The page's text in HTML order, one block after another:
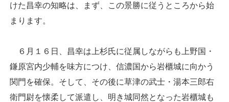
けた昌幸の知略は、まず、この景勝に従うところから始
まります。
６月１６日、昌幸は上杉氏に従属しながらも上野国・
鎌原宮内少輔を味方につけ、信濃国から岩櫃城に向かう
関門を確保。そして、その後に草津の武士・湯本三郎右
衛門尉を懐柔して派遣し、明き城同然となった岩櫃城も